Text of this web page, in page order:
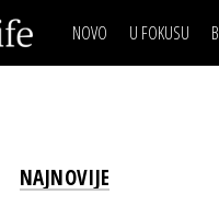
NOVO U FOKUSU
IZJAVA
NAJNOVIJE